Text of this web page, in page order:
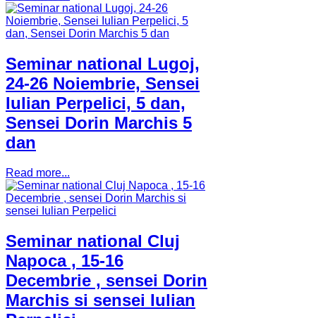
Seminar national Lugoj,
24-26 Noiembrie, Sensei
Iulian Perpelici, 5 dan,
Sensei Dorin Marchis 5
dan
Read more...
Seminar national Cluj
Napoca , 15-16
Decembrie , sensei Dorin
Marchis si sensei Iulian